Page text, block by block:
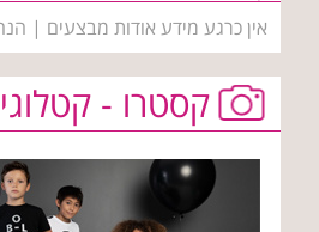
אין כרגע מידע אודות מבצעים |
קסטרו -